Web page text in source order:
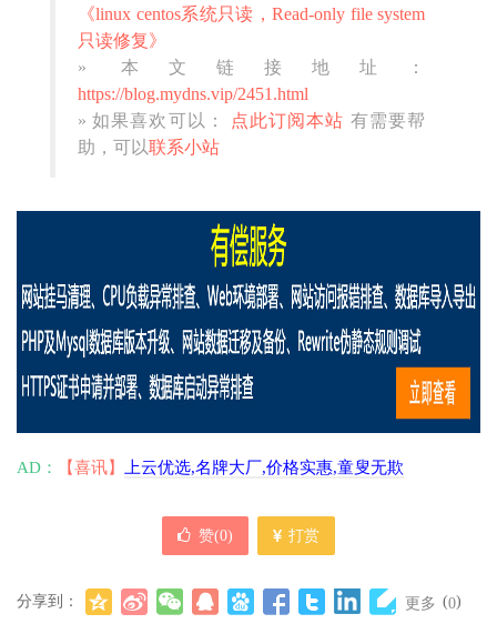
《linux centos系统只读，Read-only file system
只读修复》
» 本文链接地址：
https://blog.mydns.vip/2451.html
» 如果喜欢可以：
点此订阅本站 有需要帮
助，可以联系小站
AD： 【喜讯】 上云优选,名牌大厂,价格实惠,童叟无欺
赞(0) 打赏
分享到： 更多 (0)